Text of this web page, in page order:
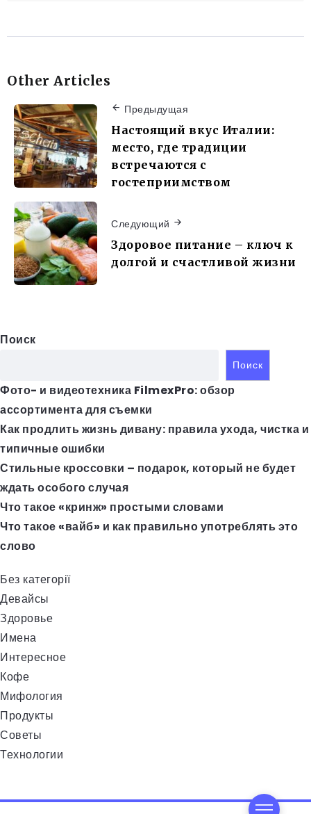
Other Articles
Предыдущая
Настоящий вкус Италии:
место, где традиции
встречаются с
гостеприимством
Следующий
Здоровое питание – ключ к
долгой и счастливой жизни
Поиск
Поиск
Фото- и видеотехника FilmexPro: обзор
ассортимента для съемки
Как продлить жизнь дивану: правила ухода, чистка и
типичные ошибки
Стильные кроссовки – подарок, который не будет
ждать особого случая
Что такое «кринж» простыми словами
Что такое «вайб» и как правильно употреблять это
слово
Без категорії
Девайсы
Здоровье
Имена
Интересное
Кофе
Мифология
Продукты
Советы
Технологии